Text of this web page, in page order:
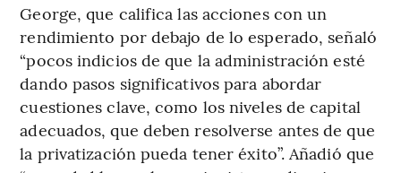
George, que califica las acciones con un
rendimiento por debajo de lo esperado, señaló
“pocos indicios de que la administración esté
dando pasos significativos para abordar
cuestiones clave, como los niveles de capital
adecuados, que deben resolverse antes de que
la privatización pueda tener éxito”. Añadió que